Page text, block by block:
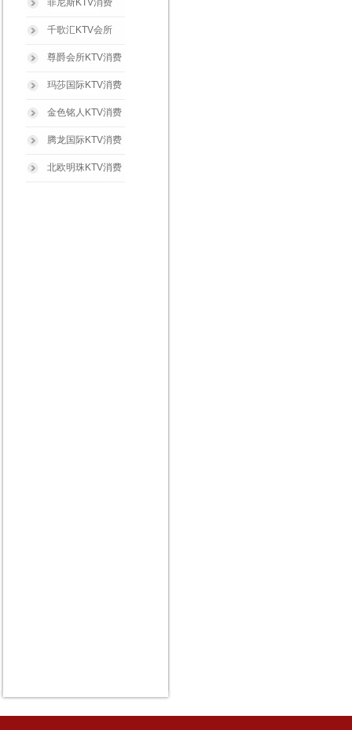
菲尼斯KTV消费
千歌汇KTV会所
尊爵会所KTV消费
玛莎国际KTV消费
金色铭人KTV消费
腾龙国际KTV消费
北欧明珠KTV消费